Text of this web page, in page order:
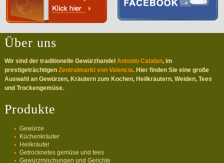
Über uns
Wir sind der traditionelle Gewürzhandel Antonio Catalan, im
prestigeträchtigen Zentralmarkt von Valencia. Hier finden Sie eine große
Auswahl an Gewürzen, Kräutern zum Kochen, Heilkräutern, Weiden, Tees
und Trockengemüse.
Produkte
Gewürze
Küchenkräuter
Heilkräuter
Getrocknetes gemüse und tees
Gewürzmischungen und Gerichte